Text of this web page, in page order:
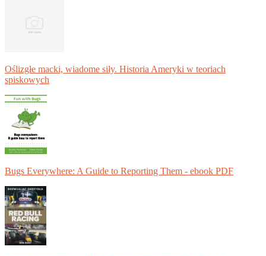
Oślizgłe macki, wiadome siły. Historia Ameryki w teoriach
spiskowych
Bugs Everywhere: A Guide to Reporting Them - ebook PDF